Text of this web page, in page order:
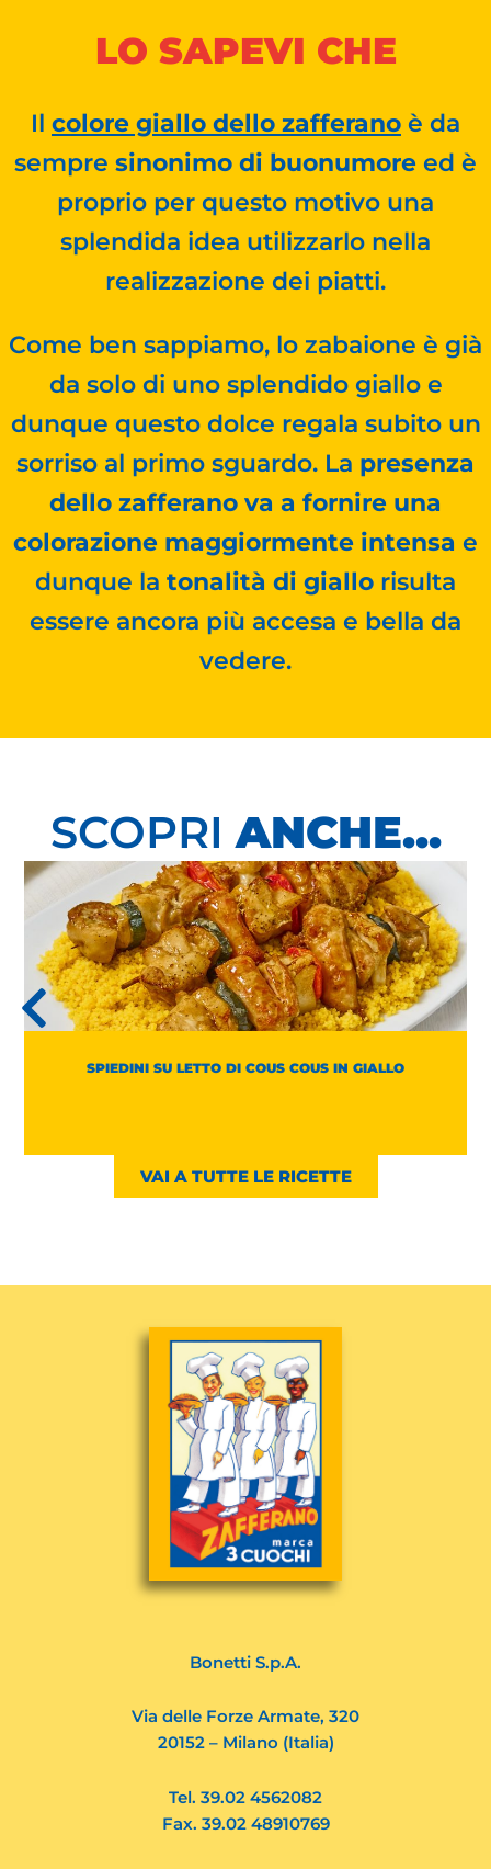
LO SAPEVI CHE
Il colore giallo dello zafferano è da
sempre sinonimo di buonumore ed è
proprio per questo motivo una
splendida idea utilizzarlo nella
realizzazione dei piatti.
Come ben sappiamo, lo zabaione è già
da solo di uno splendido giallo e
dunque questo dolce regala subito un
sorriso al primo sguardo. La presenza
dello zafferano va a fornire una
colorazione maggiormente intensa e
dunque la tonalità di giallo risulta
essere ancora più accesa e bella da
vedere.
SCOPRIANCHE...
SPIEDINI SU LETTO DI COUS COUS IN GIALLO
VAI A TUTTE LE RICETTE
Bonetti S.p.A.
Via delle Forze Armate, 320
20152 – Milano (Italia)
Tel. 39.02 4562082
Fax. 39.02 48910769